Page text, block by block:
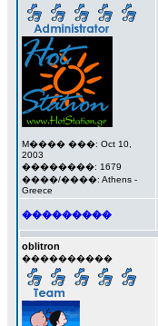
M���� ���: Oct 10,
2003
��������: 1679
����/����: Athens -
Greece
���������
oblitron
����������